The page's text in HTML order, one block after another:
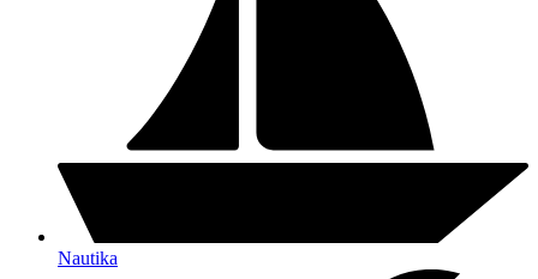
Nautika